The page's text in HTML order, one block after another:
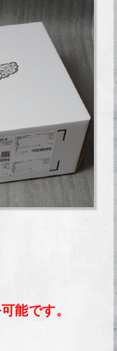
能です。